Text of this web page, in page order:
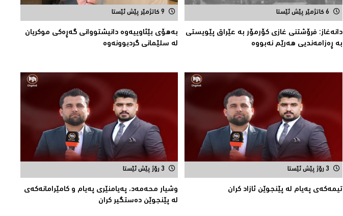
6 کاتژمێر پێش ئێستا
دانەغاز: فرۆشتنی غازی كۆرمۆر بە عێراق پێویستی
بە ڕەزامەندیی هەرێم نەبووە
9 کاتژمێر پێش ئێستا
بەهۆی بێئاوییەوە دانیشتووانی گەڕەكی موكریان
لە سلێمانی گردبوونەوە
3 رۆژ پێش ئێستا
تیمه‌كه‌ی په‌یام له‌ پێنجوێن ئازاد كران
3 رۆژ پێش ئێستا
وشیار محه‌مه‌د، په‌یامنێری په‌یام و كامێرامانه‌كه‌ی
له‌ پێنجوێن ده‌ستگیر كران